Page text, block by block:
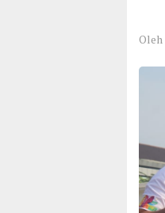
Oleh